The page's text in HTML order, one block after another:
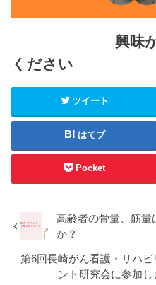
興味があっ
ください
ツイート
はてブ
Pocket
高齢者の骨量、筋量
か？
第6回長崎がん看護・リハ
ント研究会に参加し